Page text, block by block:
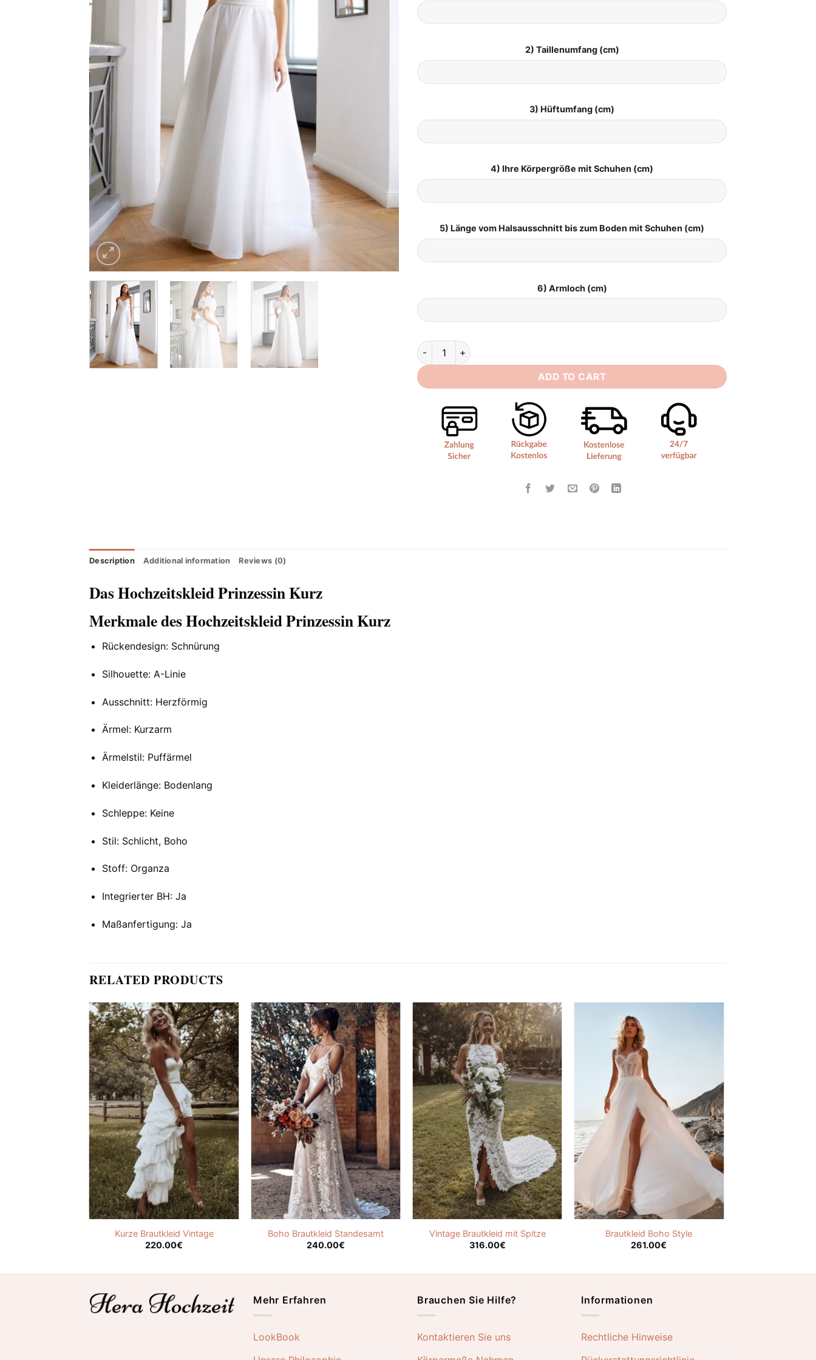
2) Taillenumfang (cm)
3) Hüftumfang (cm)
4) Ihre Körpergröße mit Schuhen (cm)
5) Länge vom Halsausschnitt bis zum Boden mit Schuhen (cm)
6) Armloch (cm)
Hochzeitskleid Prinzessin Kurz quantity
ADD TO CART
Description Additional information Reviews (0)
Das Hochzeitskleid Prinzessin Kurz
Merkmale des Hochzeitskleid Prinzessin Kurz
Rückendesign: Schnürung
Silhouette: A-Linie
Ausschnitt: Herzförmig
Ärmel: Kurzarm
Ärmelstil: Puffärmel
Kleiderlänge: Bodenlang
Schleppe: Keine
Stil: Schlicht, Boho
Stoff: Organza
Integrierter BH: Ja
Maßanfertigung: Ja
RELATED PRODUCTS
Kurze Brautkleid Vintage
220.00€
Boho Brautkleid Standesamt
240.00€
Vintage Brautkleid mit Spitze
316.00€
Brautkleid Boho Style
261.00€
Mehr Erfahren
LookBook
Brauchen Sie Hilfe?
Kontaktieren Sie uns
Informationen
Rechtliche Hinweise